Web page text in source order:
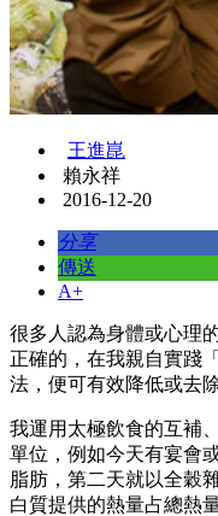
王進崑
賴永祥
2016-12-20
分享
傳送
A+
很多人認為身體或心理
正確的，在我親自實踐
法，便可有效降低或去除
我運用太極飲食的互補
單位，例如今天有宴會
脂肪，第二天就以全穀
白質提供的熱量占總熱